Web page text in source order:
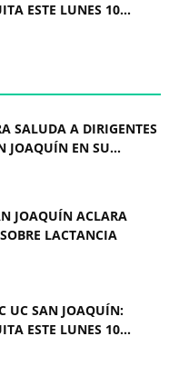
ESTE LUNES 10...
SALUDA A DIRIGENTES
JOAQUÍN EN SU...
JOAQUÍN ACLARA
LACTANCIA
UC SAN JOAQUÍN:
ESTE LUNES 10...